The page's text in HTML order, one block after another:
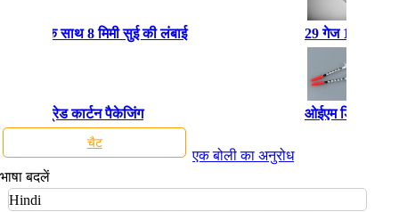
गैस के साथ 8 मिमी सुई की लंबाई
ग्रेड कार्टन पैकेजिंग
29 गेज 1cc
ओईएम
चैट
एक बोली का अनुरोध
भाषा बदलें
Hindi